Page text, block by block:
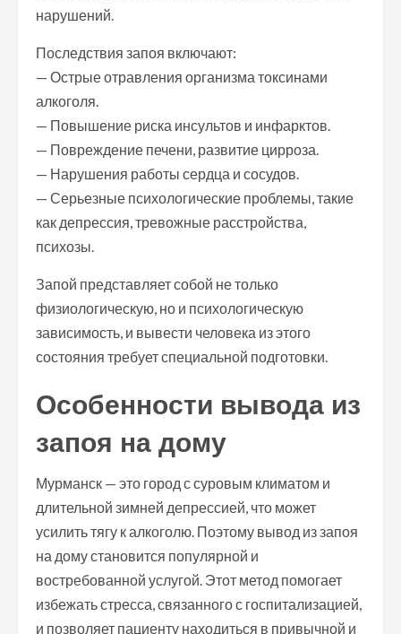
нарушений.
Последствия запоя включают:
— Острые отравления организма токсинами
алкоголя.
— Повышение риска инсультов и инфарктов.
— Повреждение печени, развитие цирроза.
— Нарушения работы сердца и сосудов.
— Серьезные психологические проблемы, такие
как депрессия, тревожные расстройства,
психозы.
Запой представляет собой не только
физиологическую, но и психологическую
зависимость, и вывести человека из этого
состояния требует специальной подготовки.
Особенности вывода из
запоя на дому
Мурманск — это город с суровым климатом и
длительной зимней депрессией, что может
усилить тягу к алкоголю. Поэтому вывод из запоя
на дому становится популярной и
востребованной услугой. Этот метод помогает
избежать стресса, связанного с госпитализацией,
и позволяет пациенту находиться в привычной и